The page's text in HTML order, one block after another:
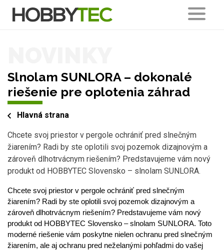
Slnolam SUNLORA – dokonalé
riešenie pre oplotenia záhrad
Hlavná strana
Chcete svoj priestor v pergole ochrániť pred slnečným
žiarením? Radi by ste oplotili svoj pozemok dizajnovým a
zároveň dlhotrvácnym riešením? Predstavujeme vám nový
produkt od HOBBYTEC Slovensko – slnolam SUNLORA.
Chcete svoj priestor v pergole ochrániť pred slnečným
žiarením? Radi by ste oplotili svoj pozemok dizajnovým a
zároveň dlhotrvácnym riešením? Predstavujeme vám nový
produkt od HOBBYTEC Slovensko – slnolam SUNLORA. Toto
moderné riešenie vám poskytne nielen ochranu pred slnečným
žiarením, ale aj ochranu pred neželanými pohľadmi do vašej